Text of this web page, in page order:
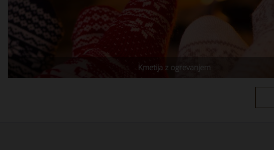
Kmetija z ogrevanjem